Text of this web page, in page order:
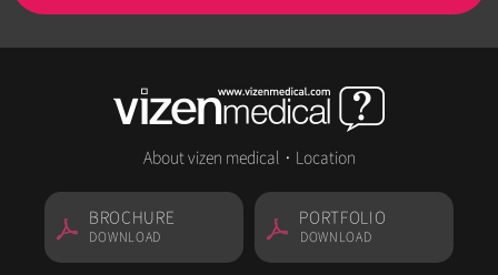
About vizen medical · Location
BROCHURE
DOWNLOAD
PORTFOLIO
DOWNLOAD